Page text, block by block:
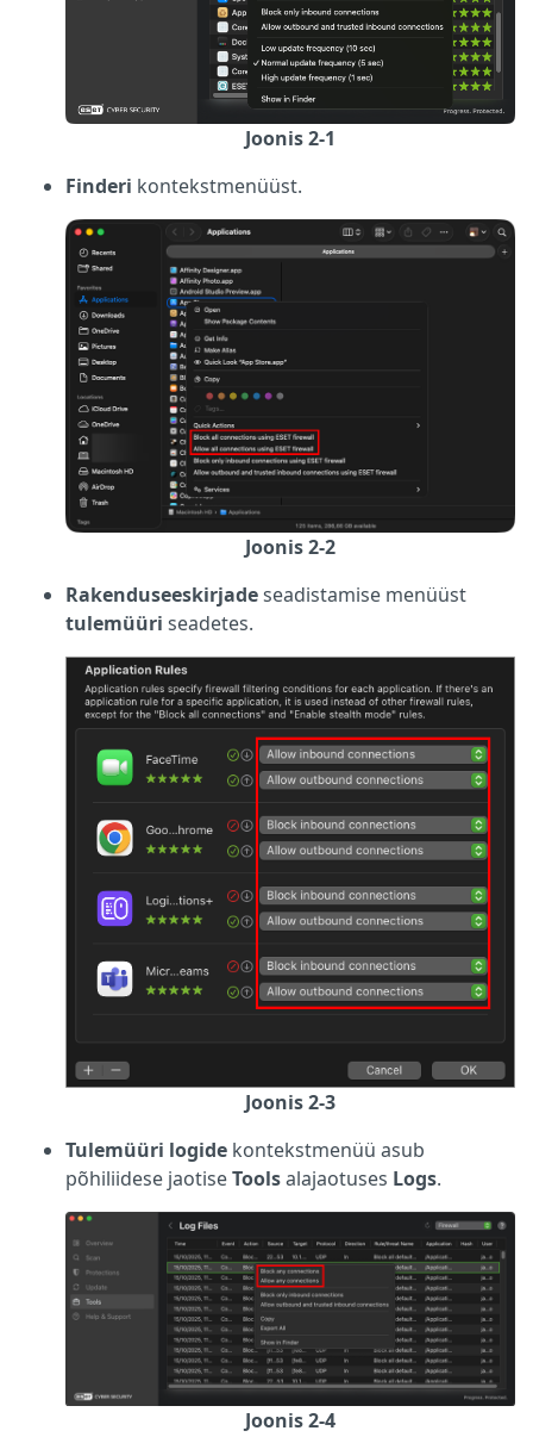
Joonis 2-1
Finderi kontekstmenüüst.
Joonis 2-2
Rakenduseeskirjadeseadistamise menüüst
tulemüüri seadetes.
Joonis 2-3
Tulemüüri logide kontekstmenüü asub
põhiliidese jaotiseToolsalajaotuses Logs.
Joonis 2-4